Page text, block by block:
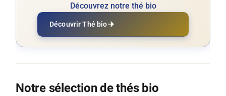
Découvrez notre thé bio
Découvrir Thé bio
Notre sélection de thés bio